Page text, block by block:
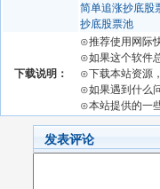
简单追涨抄底股
抄底股票池
下载说明：
⊙推荐使用网际
⊙如果这个软件
⊙下载本站资源
⊙如果遇到什么
⊙本站提供的一
发表评论